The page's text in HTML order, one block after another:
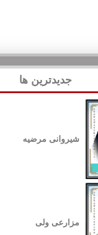
جدیدترین ها
شیروانی مرضیه
مزارعی ولی